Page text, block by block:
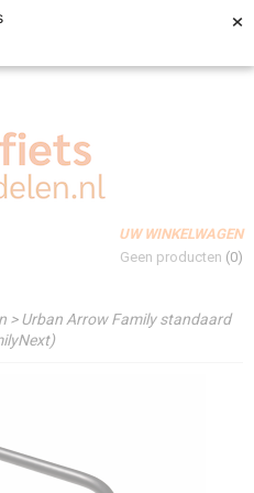
×
UW WINKELWAGEN
Geen producten (0)
>Urban Arrow Family standaard